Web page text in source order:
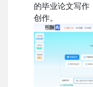
的毕业论文写作
创作。